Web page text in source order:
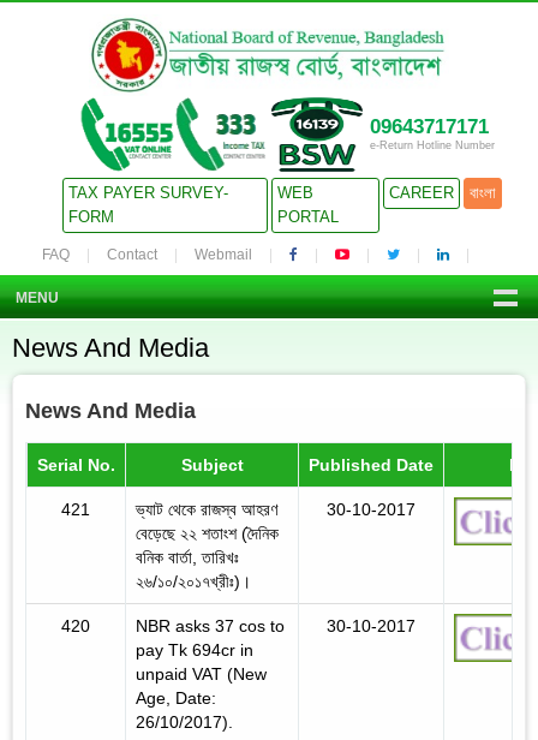
09643717171
e-Return Hotline Number
TAX PAYER SURVEY-
FORM
WEB
PORTAL
CAREER বাংলা
FAQ Contact Webmail
MENU
News And Media
News And Media
Serial No. Subject Published Date
421
ভ্যাট থেকে রাজস্ব আহরণ
বেড়েছে ২২ শতাংশ (দৈনিক
বনিক বার্তা, তারিখঃ
২৬/১০/২০১৭খ্রীঃ)।
30-10-2017
420
NBR asks 37 cos to
pay Tk 694cr in
unpaid VAT (New
Age, Date:
26/10/2017).
30-10-2017